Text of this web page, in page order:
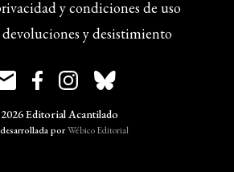
y condiciones de uso
y desistimiento
Editorial Acantilado
porWébico Editorial